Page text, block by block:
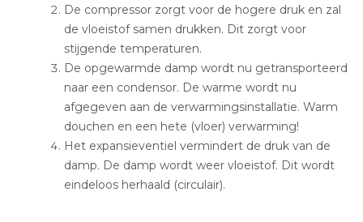
De compressor zorgt voor de hogere druk en zal
de vloeistof samen drukken. Dit zorgt voor
stijgende temperaturen.
De opgewarmde damp wordt nu getransporteerd
naar een condensor. De warme wordt nu
afgegeven aan de verwarmingsinstallatie. Warm
douchen en een hete (vloer) verwarming!
Het expansieventiel vermindert de druk van de
damp. De damp wordt weer vloeistof. Dit wordt
eindeloos herhaald (circulair).